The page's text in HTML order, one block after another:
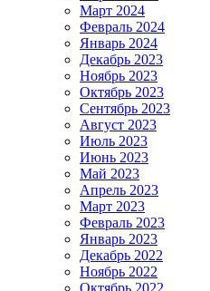
Март 2024
Февраль 2024
Январь 2024
Декабрь 2023
Ноябрь 2023
Октябрь 2023
Сентябрь 2023
Август 2023
Июль 2023
Июнь 2023
Май 2023
Апрель 2023
Март 2023
Февраль 2023
Январь 2023
Декабрь 2022
Ноябрь 2022
Октябрь 2022